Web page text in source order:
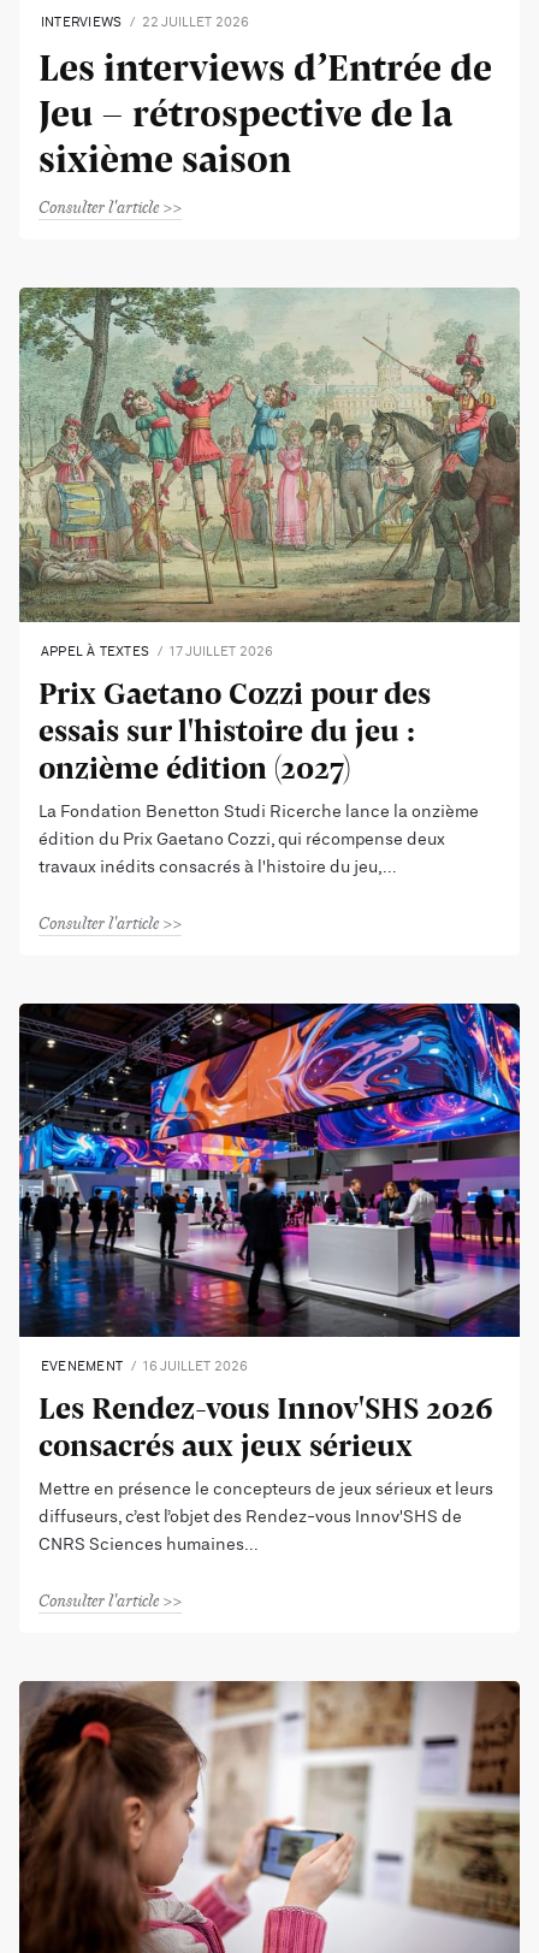
INTERVIEWS 22 JUILLET 2026
Les interviews d’Entrée de
Jeu - rétrospective de la
sixième saison
Consulter l'article
APPEL À TEXTES 17 JUILLET 2026
Prix Gaetano Cozzi pour des
essais sur l'histoire du jeu :
onzième édition (2027)
La Fondation Benetton Studi Ricerche lance la onzième
édition du Prix Gaetano Cozzi, qui récompense deux
travaux inédits consacrés à l'histoire du jeu,
Consulter l'article
EVENEMENT 16 JUILLET 2026
Les Rendez-vous Innov'SHS 2026
consacrés aux jeux sérieux
Mettre en présence le concepteurs de jeux sérieux et leurs
diffuseurs, c’est l’objet des Rendez-vous Innov'SHS de
CNRS Sciences humaines
Consulter l'article